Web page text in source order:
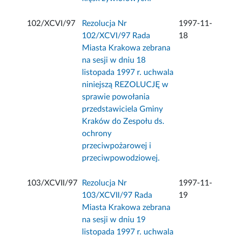
102/XCVI/97
Rezolucja Nr
102/XCVI/97 Rada
Miasta Krakowa zebrana
na sesji w dniu 18
listopada 1997 r. uchwala
niniejszą REZOLUCJĘ w
sprawie powołania
przedstawiciela Gminy
Kraków do Zespołu ds.
ochrony
przeciwpożarowej i
przeciwpowodziowej.
1997-11-
18
103/XCVII/97
Rezolucja Nr
103/XCVII/97 Rada
Miasta Krakowa zebrana
na sesji w dniu 19
listopada 1997 r. uchwala
1997-11-
19